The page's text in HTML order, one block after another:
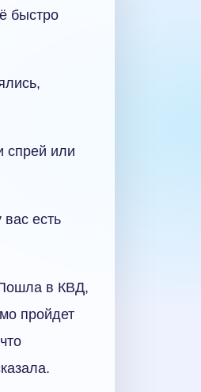
быстро
спрей или
есть
в КВД,
пройдет